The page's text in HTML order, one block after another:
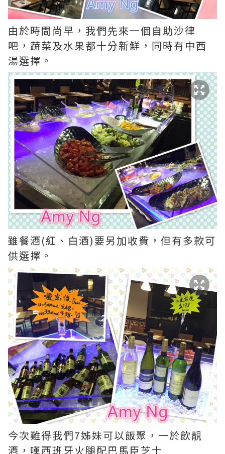
由於時間尚早，我們先來一個自助沙律
吧，蔬菜及水果都十分新鮮，同時有中西
湯選擇。
雖餐酒(紅、白酒)要另加收費，但有多款可
供選擇。
今次難得我們7姊妹可以飯聚，一於飲靚
酒，嘆西班牙火腿配巴馬臣芝士